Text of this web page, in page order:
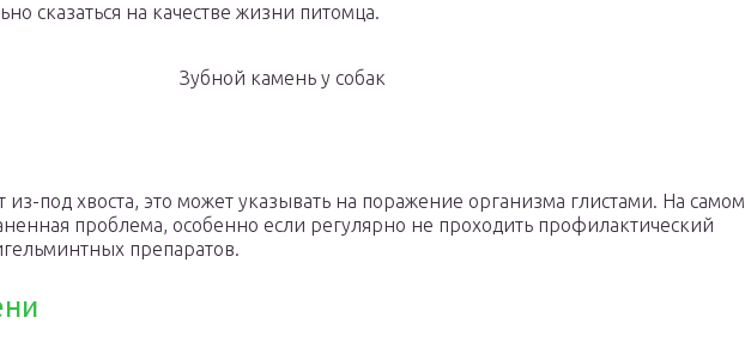
сказаться на качестве жизни питомца.
Зубной камень у собак
из-под хвоста, это может указывать на поражение организма глистами. На самом
проблема, особенно если регулярно не проходить профилактический
препаратов.